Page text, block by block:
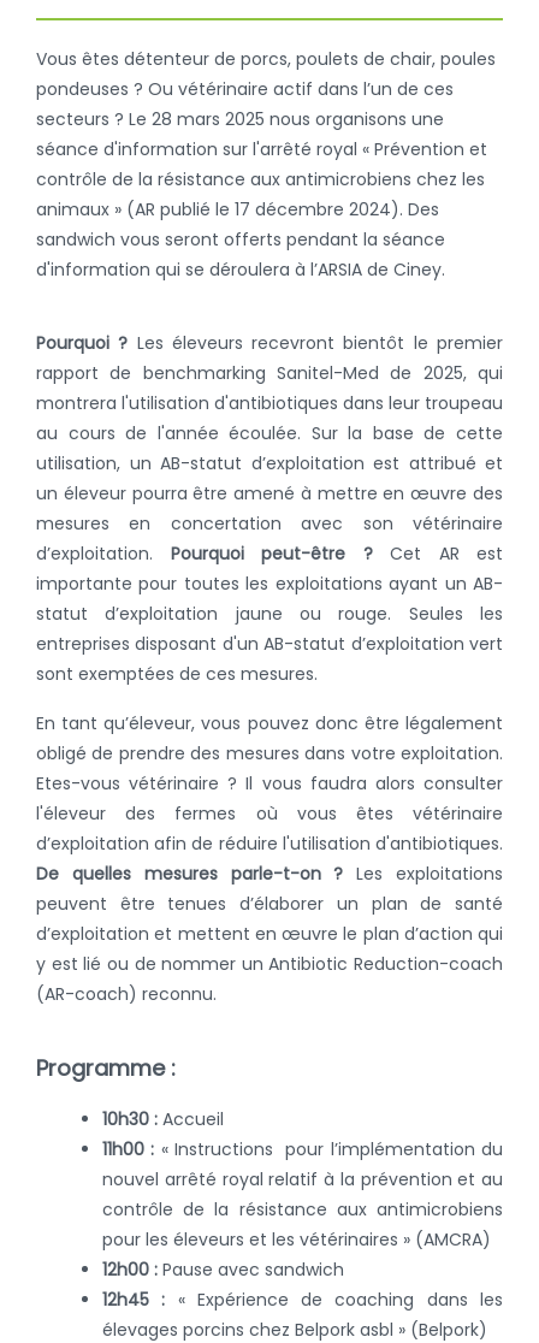
Vous êtes détenteur de porcs, poulets de chair, poules
pondeuses ? Ou vétérinaire actif dans l’un de ces
secteurs ? Le 28 mars 2025 nous organisons une
séance d'information sur l'arrêté royal « Prévention et
contrôle de la résistance aux antimicrobiens chez les
animaux » (AR publié le 17 décembre 2024). Des
sandwich vous seront offerts pendant la séance
d'information qui se déroulera à l’ARSIA de Ciney.
Pourquoi ? Les éleveurs recevront bientôt le premier
rapport de benchmarking Sanitel-Med de 2025, qui
montrera l'utilisation d'antibiotiques dans leur troupeau
au cours de l'année écoulée. Sur la base de cette
utilisation, un AB-statut d’exploitation est attribué et
un éleveur pourra être amené à mettre en œuvre des
mesures en concertation avec son vétérinaire
d’exploitation. Pourquoi peut-être ?Cet AR est
importante pour toutes les exploitations ayant un AB-
statut d’exploitation jaune ou rouge. Seules les
entreprises disposant d'un AB-statut d’exploitation vert
sont exemptées de ces mesures.
En tant qu’éleveur, vous pouvez donc être légalement
obligé de prendre des mesures dans votre exploitation.
Etes-vous vétérinaire ? Il vous faudra alors consulter
l'éleveur des fermes où vous êtes vétérinaire
d’exploitation afin de réduire l'utilisation d'antibiotiques.
De quelles mesures parle-t-on ? Les exploitations
peuvent être tenues d’élaborer un plan de santé
d’exploitation et mettent en œuvre le plan d’action qui
y est lié ou de nommer un Antibiotic Reduction-coach
(AR-coach) reconnu.
Programme :
10h30 : Accueil
11h00 : « Instructions pour l’implémentation du
nouvel arrêté royal relatif à la prévention et au
contrôle de la résistance aux antimicrobiens
pour les éleveurs et les vétérinaires » (AMCRA)
12h00 : Pause avec sandwich
12h45 : « Expérience de coaching dans les
élevages porcins chez Belpork asbl » (Belpork)